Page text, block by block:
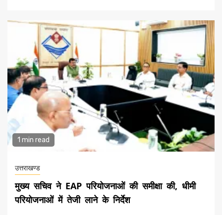
1 min read
उत्तराखण्ड
मुख्य सचिव ने EAP परियोजनाओं की समीक्षा की, धीमी
परियोजनाओं में तेजी लाने के निर्देश